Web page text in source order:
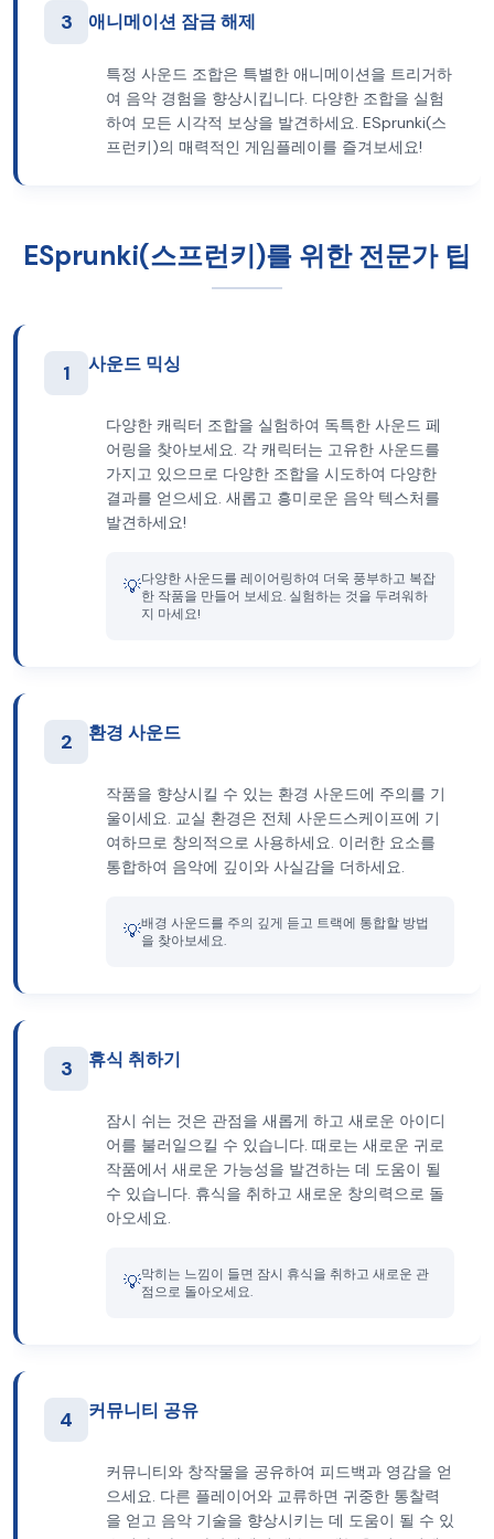
3 애니메이션 잠금 해제
특정 사운드 조합은 특별한 애니메이션을 트리거하
여 음악 경험을 향상시킵니다. 다양한 조합을 실험
하여 모든 시각적 보상을 발견하세요. ESprunki(스
프런키)의 매력적인 게임플레이를 즐겨보세요!
ESprunki(스프런키)를 위한 전문가 팁
1 사운드 믹싱
다양한 캐릭터 조합을 실험하여 독특한 사운드 페
어링을 찾아보세요. 각 캐릭터는 고유한 사운드를
가지고 있으므로 다양한 조합을 시도하여 다양한
결과를 얻으세요. 새롭고 흥미로운 음악 텍스처를
발견하세요!
💡다양한 사운드를 레이어링하여 더욱 풍부하고 복잡
한 작품을 만들어 보세요. 실험하는 것을 두려워하
지 마세요!
2 환경 사운드
작품을 향상시킬 수 있는 환경 사운드에 주의를 기
울이세요. 교실 환경은 전체 사운드스케이프에 기
여하므로 창의적으로 사용하세요. 이러한 요소를
통합하여 음악에 깊이와 사실감을 더하세요.
💡배경 사운드를 주의 깊게 듣고 트랙에 통합할 방법
을 찾아보세요.
3 휴식 취하기
잠시 쉬는 것은 관점을 새롭게 하고 새로운 아이디
어를 불러일으킬 수 있습니다. 때로는 새로운 귀로
작품에서 새로운 가능성을 발견하는 데 도움이 될
수 있습니다. 휴식을 취하고 새로운 창의력으로 돌
아오세요.
💡막히는 느낌이 들면 잠시 휴식을 취하고 새로운 관
점으로 돌아오세요.
4 커뮤니티 공유
커뮤니티와 창작물을 공유하여 피드백과 영감을 얻
으세요. 다른 플레이어와 교류하면 귀중한 통찰력
을 얻고 음악 기술을 향상시키는 데 도움이 될 수 있